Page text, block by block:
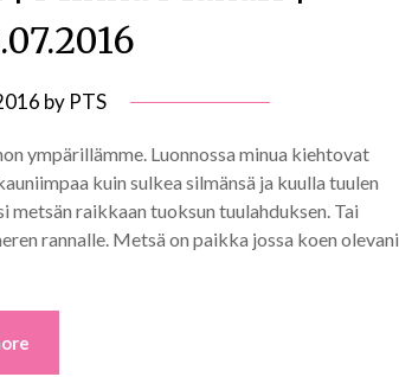
by PTS
ympärillämme. Luonnossa minua kiehtovat
kuin sulkea silmänsä ja kuulla tuulen
metsän raikkaan tuoksun tuulahduksen. Tai
rannalle. Metsä on paikka jossa koen olevani